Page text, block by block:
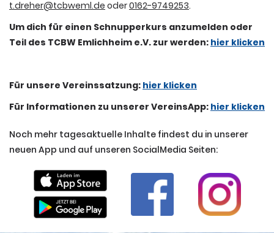
t.dreher@tcbweml.de oder0162-9749253.
Um dich für einen Schnupperkurs anzumelden oder
Teil des TCBW Emlichheim e.V. zur werden: hier klicken
Für unsere Vereinssatzung: hier klicken
Für Informationen zu unserer VereinsApp: hier klicken
Noch mehr tagesaktuelle Inhalte findest du in unserer
neuen App und auf unseren SocialMedia Seiten: